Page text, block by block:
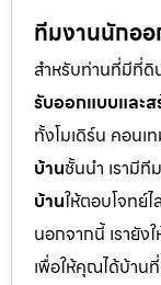
ทีมงานนักอ
สำหรับท่านที่มีที่ดิ
รับออกแบบและส
ทั้งโมเดิร์น คอนเ
บ้านชั้นนำ เรามี
บ้านให้ตอบโจทย์
นอกจากนี้ เรายัง
เพื่อให้คุณได้บ้าน